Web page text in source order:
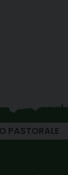
PASTORALE